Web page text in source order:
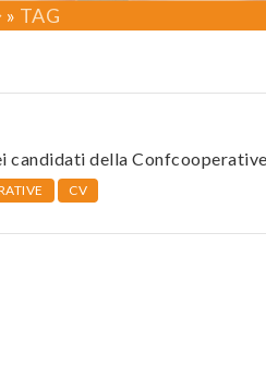
» TAG
candidati della
CV